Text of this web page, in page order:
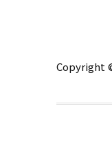
Copyright ©